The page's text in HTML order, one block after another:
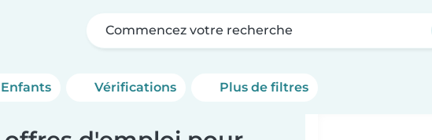
Commencez votre recherche
Enfants Vérifications Plus de filtres